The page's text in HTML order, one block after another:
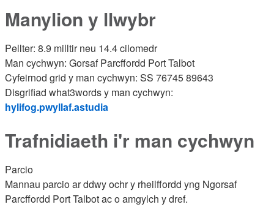
Manylion y llwybr
Pellter: 8.9 milltir neu 14.4 cilomedr
Man cychwyn: Gorsaf Parcffordd Port Talbot
Cyfeirnod grid y man cychwyn: SS 76745 89643
Disgrifiad what3words y man cychwyn:
hylifog.pwyllaf.astudia
Trafnidiaeth i'r man cychwyn
Parcio
Mannau parcio ar ddwy ochr y rheilffordd yng Ngorsaf
Parcffordd Port Talbot ac o amgylch y dref.